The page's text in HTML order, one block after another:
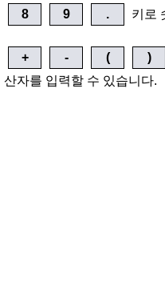
8 9 . 키로
+ - ( )
산자를 입력할 수 있습니다.